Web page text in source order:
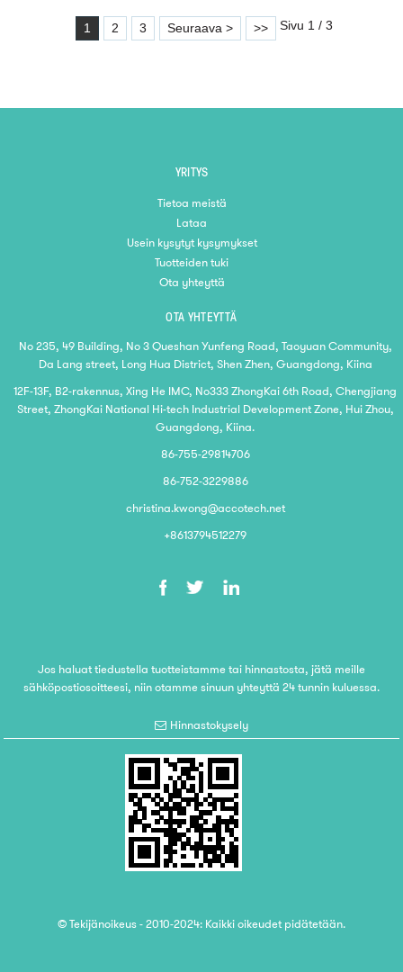
1 2 3 Seuraava > >> Sivu 1 / 3
YRITYS
Tietoa meistä
Lataa
Usein kysytyt kysymykset
Tuotteiden tuki
Ota yhteyttä
OTA YHTEYTTÄ
No 235, 49 Building, No 3 Queshan Yunfeng Road, Taoyuan Community,
Da Lang street, Long Hua District, Shen Zhen, Guangdong, Kiina
12F-13F, B2-rakennus, Xing He IMC, No333 ZhongKai 6th Road, Chengjiang
Street, ZhongKai National Hi-tech Industrial Development Zone, Hui Zhou,
Guangdong, Kiina.
86-755-29814706
86-752-3229886
christina.kwong@accotech.net
+8613794512279
Jos haluat tiedustella tuotteistamme tai hinnastosta, jätä meille
sähköpostiosoitteesi, niin otamme sinuun yhteyttä 24 tunnin kuluessa.
Hinnastokysely
© Tekijänoikeus - 2010-2024: Kaikki oikeudet pidätetään.